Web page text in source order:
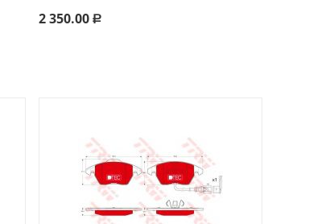
2 350.00 Р